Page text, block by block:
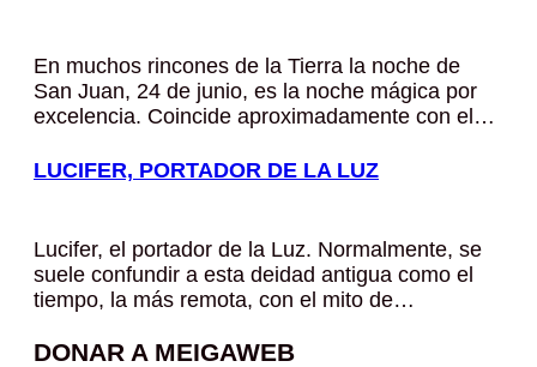
En muchos rincones de la Tierra la noche de
San Juan, 24 de junio, es la noche mágica por
excelencia. Coincide aproximadamente con el…
LUCIFER, PORTADOR DE LA LUZ
Lucifer, el portador de la Luz. Normalmente, se
suele confundir a esta deidad antigua como el
tiempo, la más remota, con el mito de…
DONAR A MEIGAWEB